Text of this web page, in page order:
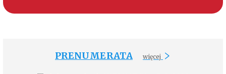
PRENUMERATA więcej